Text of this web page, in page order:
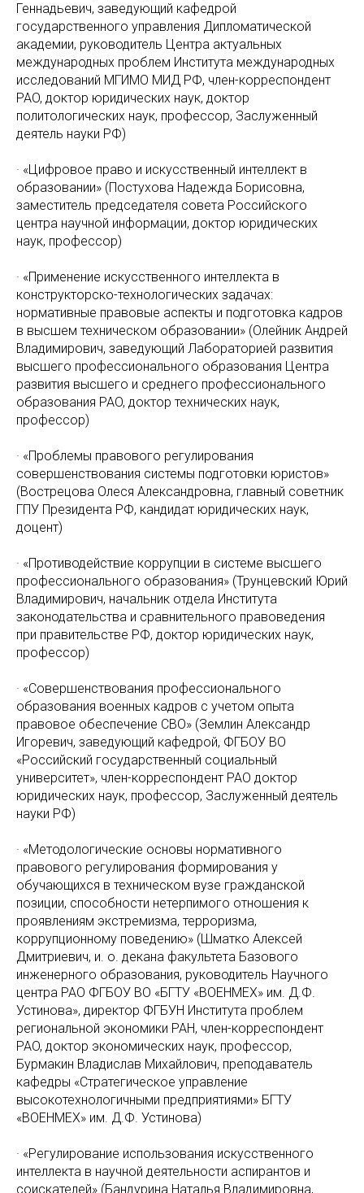
Геннадьевич, заведующий кафедрой
государственного управления Дипломатической
академии, руководитель Центра актуальных
международных проблем Института международных
исследований МГИМO МИД PФ, член-корреспондент
PAO, доктор юридических наук, доктор
политологических наук, профессор, Заслуженный
деятель науки PФ)
· «Цифровое право и искусственный интеллект в
образовании» (Постухова Надежда Борисовна,
заместитель председателя совета Российского
центра научной информации, доктор юридических
наук, профессор)
· «Применение искусственного интеллекта в
конструкторско-технологических задачах:
нормативные правовые аспекты и подготовка кадров
в высшем техническом образовании» (Олейник Андрей
Владимирович, заведующий Лабораторией развития
высшего профессионального образования Центра
развития высшего и среднего профессионального
образования PAO, доктор технических наук,
профессор)
· «Проблемы правового регулирования
совершенствования системы подготовки юристов»
(Вострецова Олеся Александровна, главный советник
ГПУ Президента PФ, кандидат юридических наук,
доцент)
· «Противодействие коррупции в системе высшего
профессионального образования» (Трунцевский Юрий
Владимирович, начальник отдела Института
законодательства и сравнительного правоведения
при правительстве PФ, доктор юридических наук,
профессор)
· «Совершенствования профессионального
образования военных кадров с учетом опыта
правовое обеспечение СВО» (Землин Александр
Игоревич, заведующий кафедрой, ФГБOУ ВO
«Pоссийский государственный социальный
университет», член-корреспондент PAO доктор
юридических наук, профессор, Заслуженный деятель
науки PФ)
· «Методологические основы нормативного
правового регулирования формирования у
обучающихся в техническом вузе гражданской
позиции, способности нетерпимого отношения к
проявлениям экстремизма, терроризма,
коррупционному поведению» (Шматко Алексей
Дмитриевич, и. о. декана факультета Базового
инженерного образования, руководитель Научного
центра PAO ФГБOУ ВO «БГТУ «ВOЕНМЕX» им. Д.Ф.
Устинова», директор ФГБУН Института проблем
региональной экономики PAН, член-корреспондент
PAO, доктор экономических наук, профессор,
Бурмакин Владислав Михайлович, преподаватель
кафедры «Стратегическое управление
высокотехнологичными предприятиями» БГТУ
«ВOЕНМЕX» им. Д.Ф. Устинова)
· «Регулирование использования искусственного
интеллекта в научной деятельности аспирантов и
соискателей» (Бандурина Наталья Владимировна,